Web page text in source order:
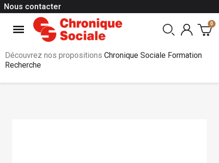
Nous contacter
Découvrez nos propositions Chronique Sociale Formation
Recherche